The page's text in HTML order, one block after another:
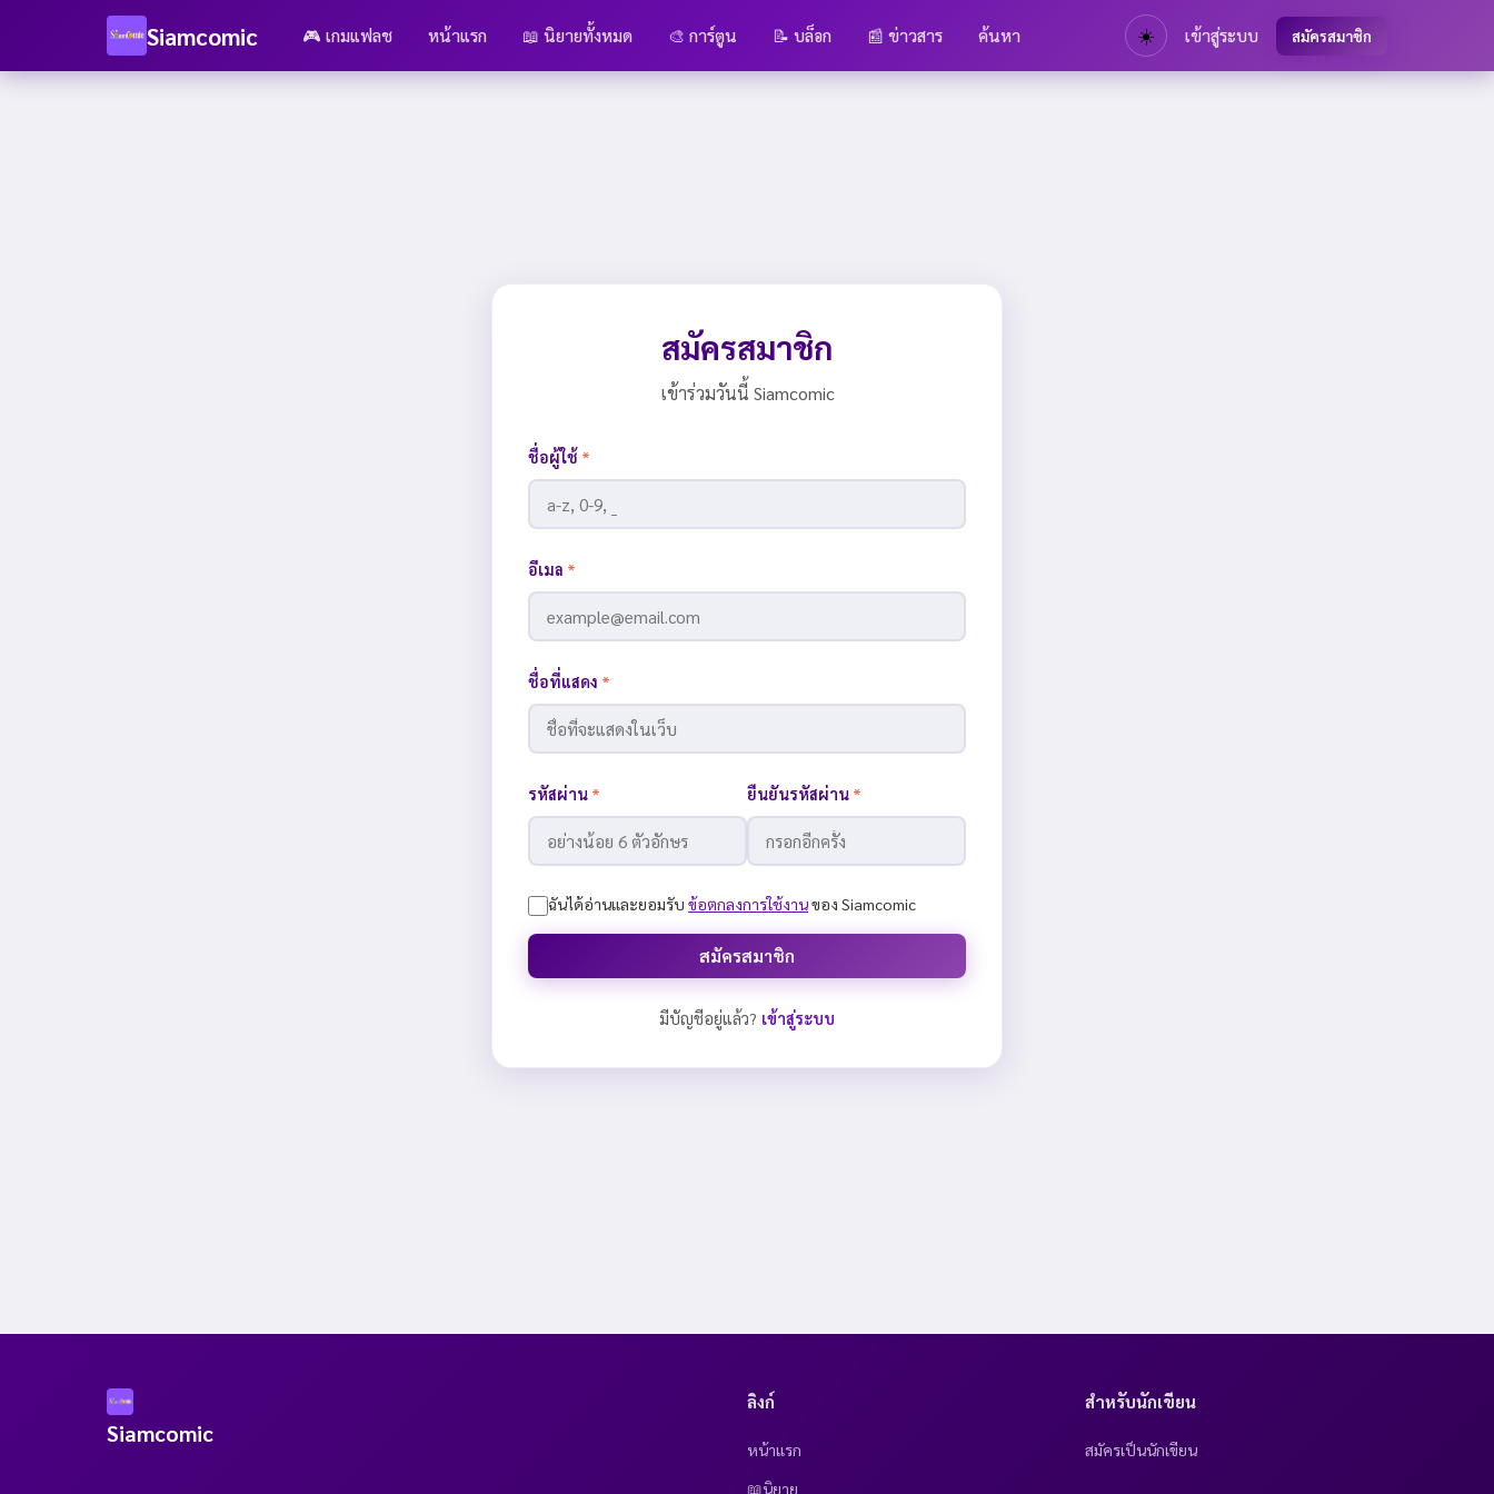
Siamcomic 🎮 เกมแฟลช หน้าแรก 📖 นิยายทั้งหมด 🎨 การ์ตูน 📝 บล็อก 📰 ข่าวสาร ค้นหา ☀️ เข้าสู่ระบบ สมัครสมาชิก
สมัครสมาชิก
เข้าร่วมวันนี้ Siamcomic
ชื่อผู้ใช้ *
อีเมล *
ชื่อที่แสดง *
รหัสผ่าน * ยืนยันรหัสผ่าน *
ฉันได้อ่านและยอมรับ ข้อตกลงการใช้งานของ Siamcomic
สมัครสมาชิก
มีบัญชีอยู่แล้ว? เข้าสู่ระบบ
Siamcomic
ลิงก์
หน้าแรก
📖นิยาย
สำหรับนักเขียน
สมัครเป็นนักเขียน